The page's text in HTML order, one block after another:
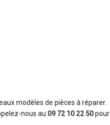
modèles de pièces à réparer.
nous au 09 72 10 22 50pour